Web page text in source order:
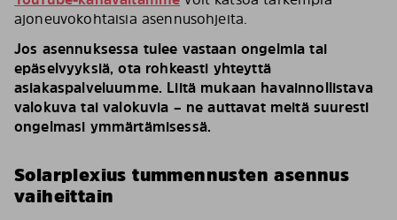
ajoneuvokohtaisia asennusohjeita.
Jos asennuksessa tulee vastaan ongelmia tai
epäselvyyksiä, ota rohkeasti yhteyttä
asiakaspalveluumme. Liitä mukaan havainnollistava
valokuva tai valokuvia – ne auttavat meitä suuresti
ongelmasi ymmärtämisessä.
Solarplexius tummennusten asennus
vaiheittain